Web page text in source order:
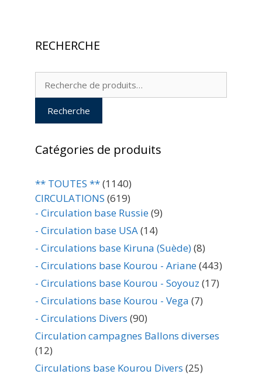
RECHERCHE
Recherche
Recherche
Catégories de produits
** TOUTES **(1140)
CIRCULATIONS (619)
- Circulation base Russie(9)
- Circulation base USA(14)
- Circulations base Kiruna (Suède)(8)
- Circulations base Kourou - Ariane(443)
- Circulations base Kourou - Soyouz (17)
- Circulations base Kourou - Vega (7)
- Circulations Divers (90)
Circulation campagnes Ballons diverses
(12)
Circulations base Kourou Divers (25)